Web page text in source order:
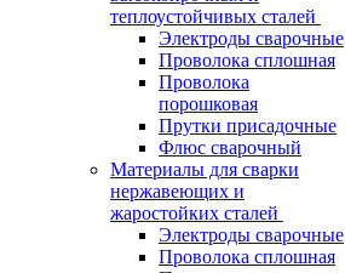
теплоустойчивых сталей
Электроды сварочные
Проволока сплошная
Проволока
порошковая
Прутки присадочные
Флюс сварочный
Материалы для сварки
нержавеющих и
жаростойких сталей
Электроды сварочные
Проволока сплошная